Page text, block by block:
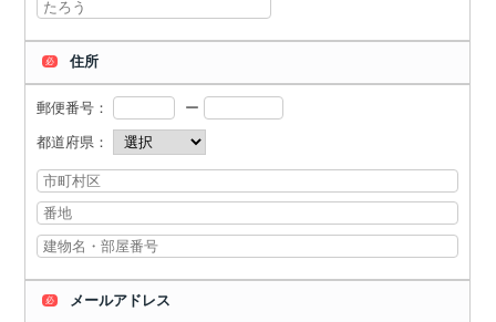
必 住所
郵便番号： ー
都道府県：
必 メールアドレス